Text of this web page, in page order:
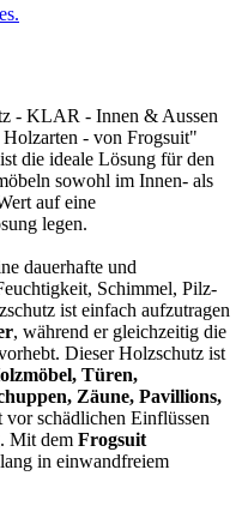
- KLAR - Innen & Aussen
- von Frogsuit"
ist die ideale Lösung für den
sowohl im Innen- als
auf eine
legen.
dauerhafte und
Schimmel, Pilz-
ist einfach aufzutragen
, während er gleichzeitig die
Dieser Holzschutz ist
Türen,
Zäune, Pavillions,
vor schädlichen Einflüssen
Mit dem Frogsuit
in einwandfreiem